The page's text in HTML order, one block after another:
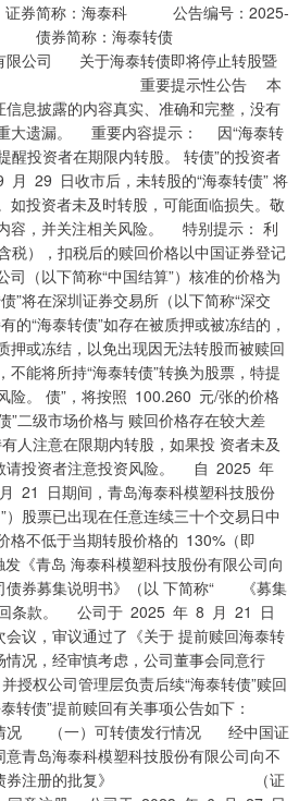
简称：海泰科 公告编号：2025-
债券简称：海泰转债
限公司 关于海泰转债即将停止转股暨
易日的 重要提示性公告 本
息披露的内容真实、准确和完整，没有
大遗漏。 重要内容提示： 因“海泰转
醒投资者在期限内转股。 转债”的投资者
29 日收市后，未转股的“海泰转债” 将
如投资者未及时转股，可能面临损失。敬
容，并关注相关风险。 特别提示： 利
税），扣税后的赎回价格以中国证券登记
司（以下简称“中国结算”）核准的价格为
圳证券交易所（以下简称“深交
的“海泰转债”如存在被质押或被冻结的，
押或冻结，以免出现因无法转股而被赎回
不能将所持“海泰转债”转换为股票，特提
险。 债”，将按照 100.260 元/张的价格
”二级市场价格与 赎回价格存在较大差
人注意在限期内转股，如果投 资者未及
请投资者注意投资风险。 自 2025 年
日期间，青岛海泰科模塑科技股份
）股票已出现在任意连续三十个交易日中
格不低于当期转股价格的 130%（即
《青岛 海泰科模塑科技股份有限公司向
债券募集说明书》（以 下简称“ 《募集
回条款。 公司于 2025 年 8 月 21 日
议，审议通过了《关于 提前赎回海泰转
况，经审慎考虑，公司董事会同意行
授权公司管理层负责后续“海泰转债”赎回
泰转债”提前赎回有关事项公告如下：
情况 （一）可转债发行情况 经中国证
青岛海泰科模塑科技股份有限公司向不
公司债券注册的批复》 （证